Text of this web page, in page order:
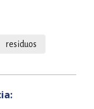
residuos